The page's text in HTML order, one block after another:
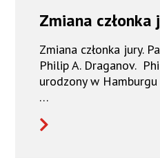
Zmiana członka
Zmiana członka jury.
Philip A. Draganov.
urodzony w
…